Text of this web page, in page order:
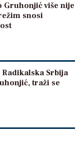
Gruhonjić više nije
snosi
Radikalska Srbija
traži se